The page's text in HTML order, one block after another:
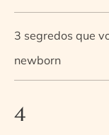
3 segredos que
newborn
4